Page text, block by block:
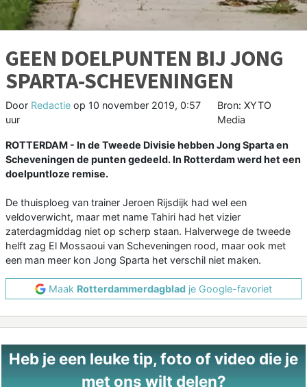
GEEN DOELPUNTEN BIJ JONG
SPARTA-SCHEVENINGEN
Door Redactie op 10 november 2019, 0:57
uur
Bron: XYTO
Media
ROTTERDAM - In de Tweede Divisie hebben Jong Sparta en
Scheveningen de punten gedeeld. In Rotterdam werd het een
doelpuntloze remise.
De thuisploeg van trainer Jeroen Rijsdijk had wel een
veldoverwicht, maar met name Tahiri had het vizier
zaterdagmiddag niet op scherp staan. Halverwege de tweede
helft zag El Mossaoui van Scheveningen rood, maar ook met
een man meer kon Jong Sparta het verschil niet maken.
Maak Rotterdammerdagblad je Google-favoriet
Heb je een leuke tip, foto of video die je
met ons wilt delen?